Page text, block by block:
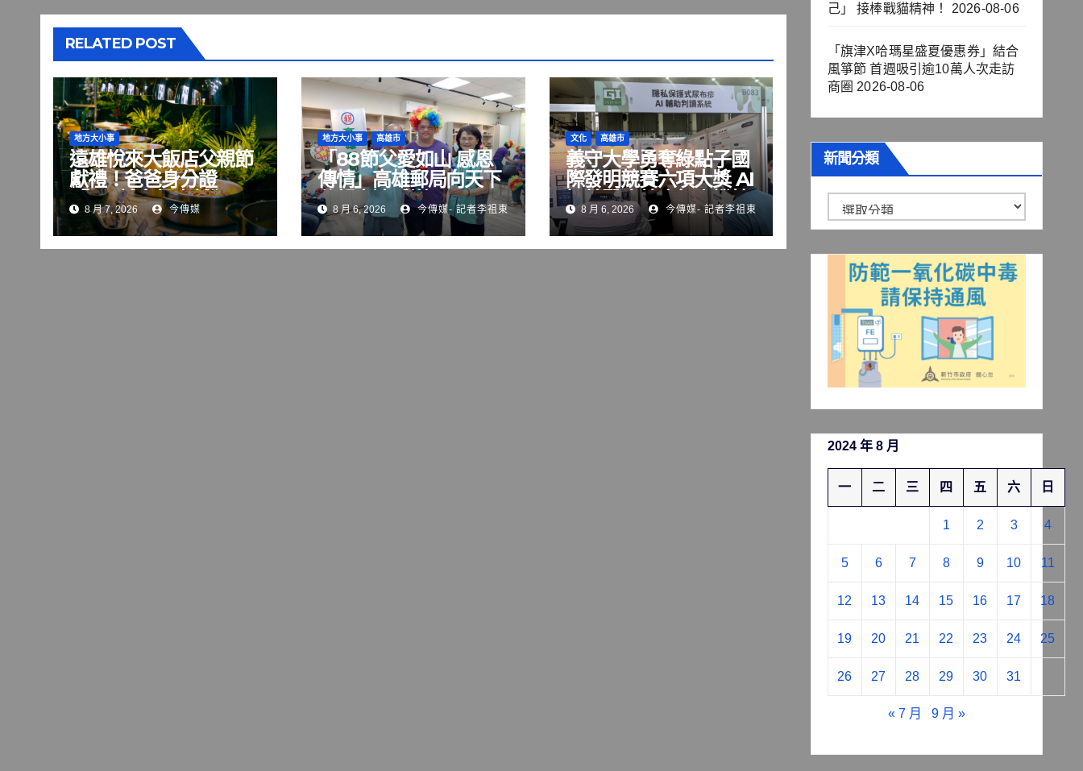
RELATED POST
地方大小事
遠雄悅來大飯店父親節
獻禮！爸爸身分證
「8」越多優惠越狂，
最低只要8元！
8 月 7, 2026 今傳媒
地方大小事 高雄市
「88節父愛如山 感恩
傳情」高雄郵局向天下
父親表達感謝
8 月 6, 2026 今傳媒- 記者李祖東
文化 高雄市
義守大學勇奪綠點子國
際發明競賽六項大獎 AI
智慧醫療結合無人機技
術 展現跨域研發實力
8 月 6, 2026 今傳媒- 記者李祖東
己」 接棒戰貓精神！
2026-08-06
「旗津X哈瑪星盛夏優惠券」結合
風箏節 首週吸引逾10萬人次走訪
商圈 2026-08-06
新聞分類
聞
分
2024 年 8 月
一 二 三 四 五 六 日
1 2 3 4
5 6 7 8 9 10 11
12 13 14 15 16 17 18
19 20 21 22 23 24 25
26 27 28 29 30 31
« 7 月 9 月 »